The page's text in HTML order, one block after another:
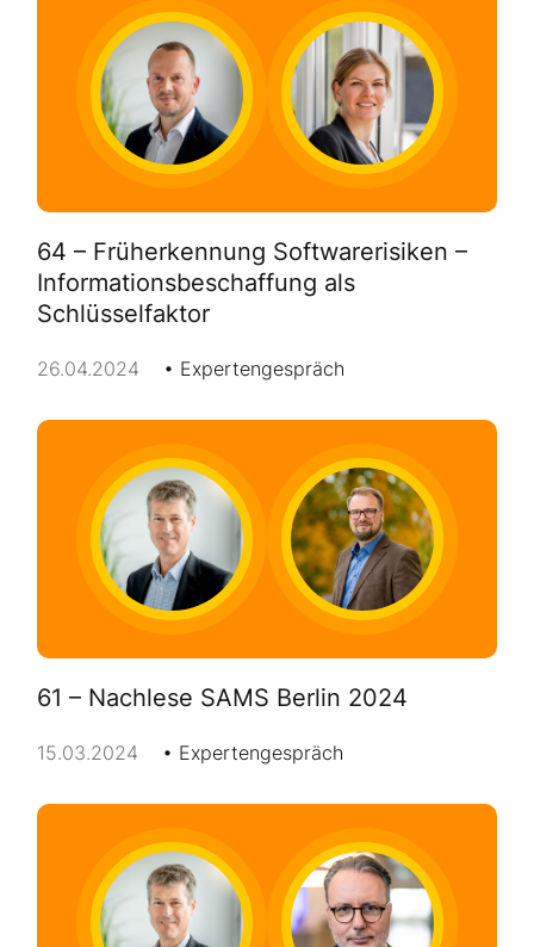
64 – Früherkennung Softwarerisiken –
Informationsbeschaffung als
Schlüsselfaktor
26.04.2024 Expertengespräch
61 – Nachlese SAMS Berlin 2024
15.03.2024 Expertengespräch